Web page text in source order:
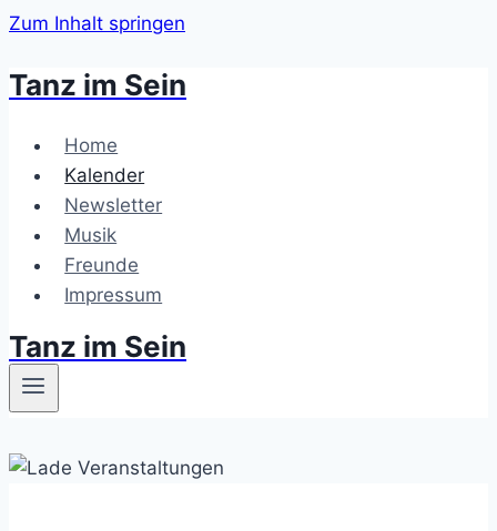
Zum Inhalt springen
Tanz im Sein
Home
Kalender
Newsletter
Musik
Freunde
Impressum
Tanz im Sein